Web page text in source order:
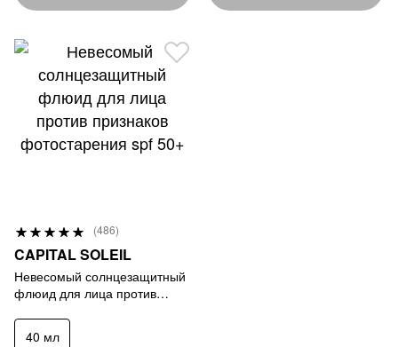
Р
е
й
т
и
9
9
%
(486)
CAPITAL SOLEIL
Невесомый солнцезащитный
флюид для лица против
50+
40 мл